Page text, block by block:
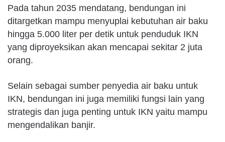
Pada tahun 2035 mendatang, bendungan ini
ditargetkan mampu menyuplai kebutuhan air baku
hingga 5.000 liter per detik untuk penduduk IKN
yang diproyeksikan akan mencapai sekitar 2 juta
orang.
Selain sebagai sumber penyedia air baku untuk
IKN, bendungan ini juga memiliki fungsi lain yang
strategis dan juga penting untuk IKN yaitu mampu
mengendalikan banjir.